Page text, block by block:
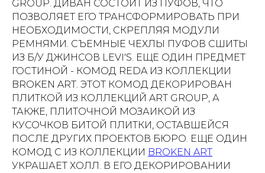
GROUP. ДИВАН СОСТОИТ ИЗ ПУФОВ, ЧТО
ПОЗВОЛЯЕТ ЕГО ТРАНСФОРМИРОВАТЬ ПРИ
НЕОБХОДИМОСТИ, СКРЕПЛЯЯ МОДУЛИ
РЕМНЯМИ. СЪЕМНЫЕ ЧЕХЛЫ ПУФОВ СШИТЫ
ИЗ Б/У ДЖИНСОВ LEVI'S. ЕЩЕ ОДИН ПРЕДМЕТ
ГОСТИНОЙ - КОМОД REDA ИЗ КОЛЛЕКЦИИ
BROKEN ART. ЭТОТ КОМОД ДЕКОРИРОВАН
ПЛИТКОЙ ИЗ КОЛЛЕКЦИЙ ART GROUP, А
ТАКЖЕ, ПЛИТОЧНОЙ МОЗАИКОЙ ИЗ
КУСОЧКОВ БИТОЙ ПЛИТКИ, ОСТАВШЕЙСЯ
ПОСЛЕ ДРУГИХ ПРОЕКТОВ БЮРО. ЕЩЕ ОДИН
КОМОД С ИЗ КОЛЛЕКЦИИ BROKEN ART
УКРАШАЕТ ХОЛЛ. В ЕГО ДЕКОРИРОВАНИИ